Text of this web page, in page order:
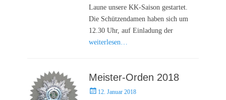
Laune unsere KK-Saison gestartet.
Die Schützendamen haben sich um
12.30 Uhr, auf Einladung der
weiterlesen…
Meister-Orden 2018
Posted12. Januar 2018